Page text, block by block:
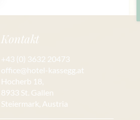
Kontakt
+43 (0) 3632 20473
office@hotel-kassegg.at
Hocherb 18,
8933 St. Gallen
Steiermark, Austria